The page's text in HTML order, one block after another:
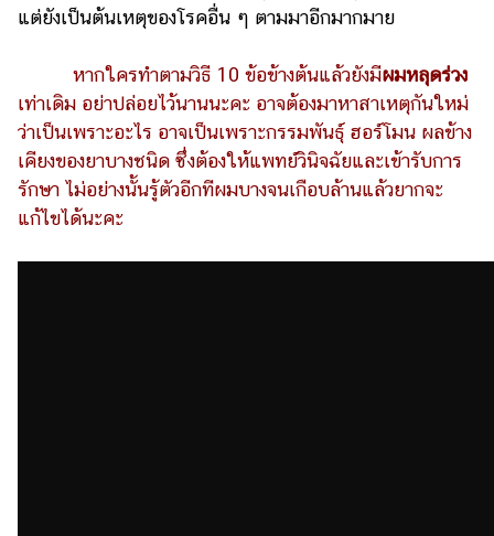
แต่ยังเป็นต้นเหตุของโรคอื่น ๆ ตามมาอีกมากมาย
หากใครทำตามวิธี 10 ข้อข้างต้นแล้วยังมีผมหลุดร่วง
เท่าเดิม อย่าปล่อยไว้นานนะคะ อาจต้องมาหาสาเหตุกันใหม่
ว่าเป็นเพราะอะไร อาจเป็นเพราะกรรมพันธุ์ ฮอร์โมน ผลข้าง
เคียงของยาบางชนิด ซึ่งต้องให้แพทย์วินิจฉัยและเข้ารับการ
รักษา ไม่อย่างนั้นรู้ตัวอีกทีผมบางจนเกือบล้านแล้วยากจะ
แก้ไขได้นะคะ